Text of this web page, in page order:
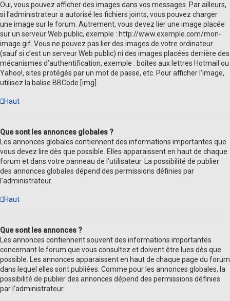
Oui, vous pouvez afficher des images dans vos messages. Par ailleurs,
si l’administrateur a autorisé les fichiers joints, vous pouvez charger
une image sur le forum. Autrement, vous devez lier une image placée
sur un serveur Web public, exemple : http://www.exemple.com/mon-
image.gif. Vous ne pouvez pas lier des images de votre ordinateur
(sauf si c’est un serveur Web public) ni des images placées derrière des
mécanismes d’authentification, exemple : boîtes aux lettres Hotmail ou
Yahoo!, sites protégés par un mot de passe, etc. Pour afficher l’image,
utilisez la balise BBCode [img].
Haut
Que sont les annonces globales ?
Les annonces globales contiennent des informations importantes que
vous devez lire dès que possible. Elles apparaissent en haut de chaque
forum et dans votre panneau de l’utilisateur. La possibilité de publier
des annonces globales dépend des permissions définies par
l’administrateur.
Haut
Que sont les annonces ?
Les annonces contiennent souvent des informations importantes
concernant le forum que vous consultez et doivent être lues dès que
possible. Les annonces apparaissent en haut de chaque page du forum
dans lequel elles sont publiées. Comme pour les annonces globales, la
possibilité de publier des annonces dépend des permissions définies
par l’administrateur.